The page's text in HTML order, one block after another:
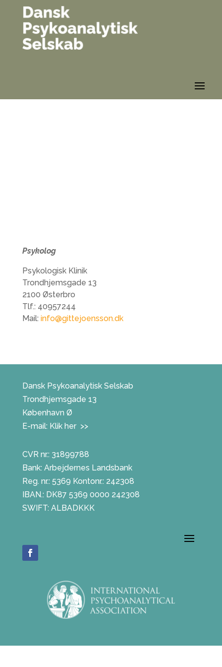
Psykolog
Psykologisk Klinik
Trondhjemsgade 13
2100 Østerbro
Tlf.: 40957244
Mail: info@gittejoensson.dk
Dansk Psykoanalytisk Selskab
Trondhjemsgade 13
København Ø
E-mail: Klik her >>
CVR nr.: 31899788
Bank: Arbejdernes Landsbank
Reg. nr.: 5369 Kontonr.: 242308
IBAN.: DK87 5369 0000 242308
SWIFT: ALBADKKK